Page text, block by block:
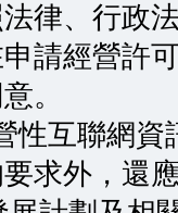
律、行政
請經營許
。
互聯網資
求外，還